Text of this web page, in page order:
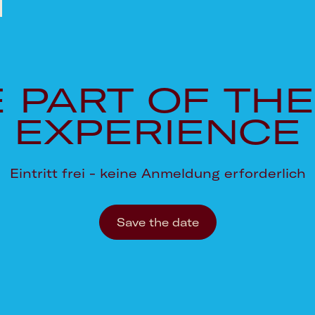
PART OF
EXPERIENCE
Eintritt frei - keine Anmeldung erforderlich
Save the date